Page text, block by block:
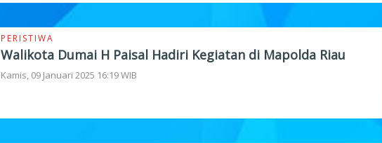
PERISTIWA
Walikota Dumai H Paisal Hadiri Kegiatan di Mapolda Riau
Kamis, 09 Januari 2025 16:19 WIB